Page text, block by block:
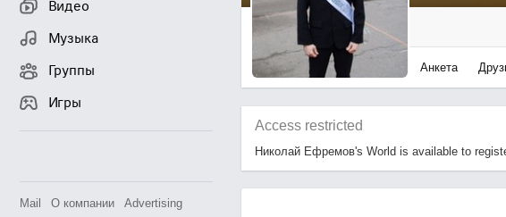
Видео
Музыка
Группы
Игры
Mail О компании
Advertising
Анкета
Access restricted
Николай Ефремов's World is available to